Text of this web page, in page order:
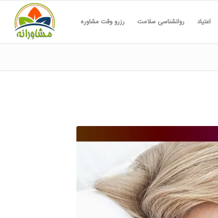
اعتیاد روانشناسی سلامت رزرو وقت مشاوره